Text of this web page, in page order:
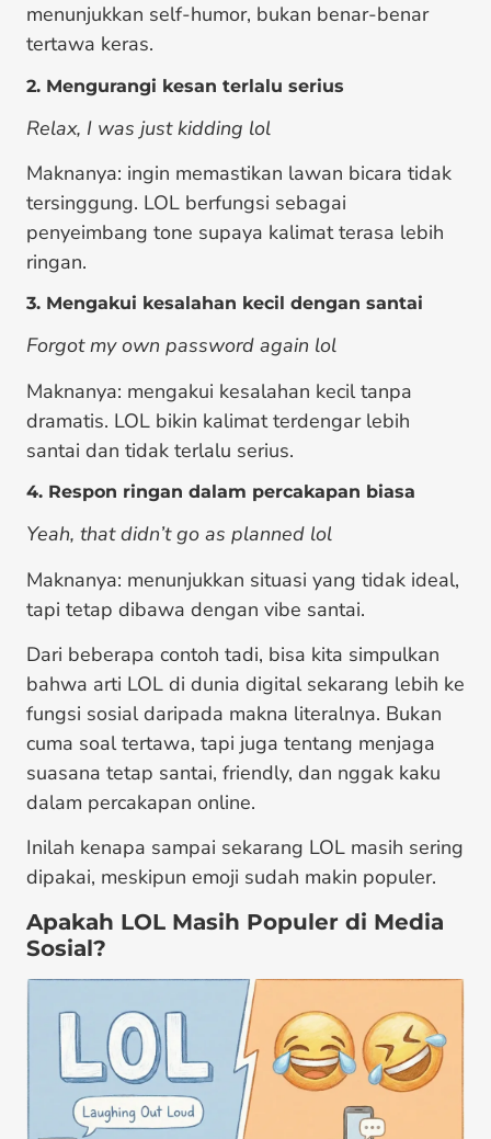
menunjukkan self-humor, bukan benar-benar
tertawa keras.
2. Mengurangi kesan terlalu serius
Relax, I was just kidding lol
Maknanya: ingin memastikan lawan bicara tidak
tersinggung. LOL berfungsi sebagai
penyeimbang tone supaya kalimat terasa lebih
ringan.
3. Mengakui kesalahan kecil dengan santai
Forgot my own password again lol
Maknanya: mengakui kesalahan kecil tanpa
dramatis. LOL bikin kalimat terdengar lebih
santai dan tidak terlalu serius.
4. Respon ringan dalam percakapan biasa
Yeah, that didn’t go as planned lol
Maknanya: menunjukkan situasi yang tidak ideal,
tapi tetap dibawa dengan vibe santai.
Dari beberapa contoh tadi, bisa kita simpulkan
bahwa arti LOL di dunia digital sekarang lebih ke
fungsi sosial daripada makna literalnya. Bukan
cuma soal tertawa, tapi juga tentang menjaga
suasana tetap santai, friendly, dan nggak kaku
dalam percakapan online.
Inilah kenapa sampai sekarang LOL masih sering
dipakai, meskipun emoji sudah makin populer.
Apakah LOL Masih Populer di Media
Sosial?